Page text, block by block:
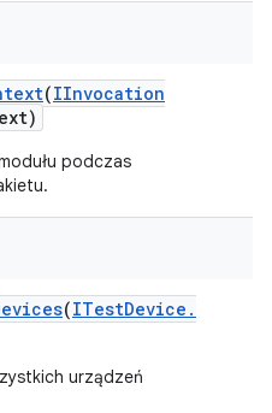
(IInvocation
podczas
(ITestDevice .
urządzeń